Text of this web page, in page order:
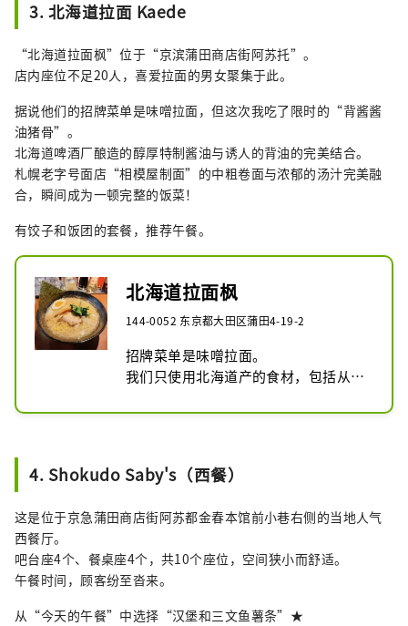
3. 北海道拉面 Kaede
“北海道拉面枫”位于“京滨蒲田商店街阿苏托”。
店内座位不足20人，喜爱拉面的男女聚集于此。
据说他们的招牌菜单是味噌拉面，但这次我吃了限时的“背酱酱
油猪骨”。
北海道啤酒厂酿造的醇厚特制酱油与诱人的背油的完美结合。
札幌老字号面店“相模屋制面”的中粗卷面与浓郁的汤汁完美融
合，瞬间成为一顿完整的饭菜！
有饺子和饭团的套餐，推荐午餐。
北海道拉面枫
144-0052 东京都大田区蒲田4-19-2
招牌菜单是味噌拉面。
我们只使用北海道产的食材，包括从札
粗卷面。
4. Shokudo Saby's（西餐）
这是位于京急蒲田商店街阿苏都金春本馆前小巷右侧的当地人气
西餐厅。
吧台座4个、餐桌座4个，共10个座位，空间狭小而舒适。
午餐时间，顾客纷至沓来。
从“今天的午餐”中选择“汉堡和三文鱼薯条”★